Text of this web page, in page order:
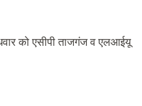
को एसीपी ताजगंज व एलआईयू